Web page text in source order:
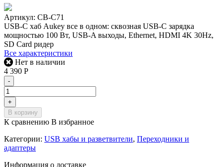
Артикул: CB-C71
USB-C хаб Aukey все в одном: сквозная USB-C зарядка
мощностью 100 Вт, USB-A выходы, Ethernet, HDMI 4K 30Hz,
SD Card ридер
Все характеристики
Нет в наличии
4 390 Р
-
+
В корзину
К сравнению В избранное
Категории: USB хабы и разветвители, Переходники и
адаптеры
Информация о доставке